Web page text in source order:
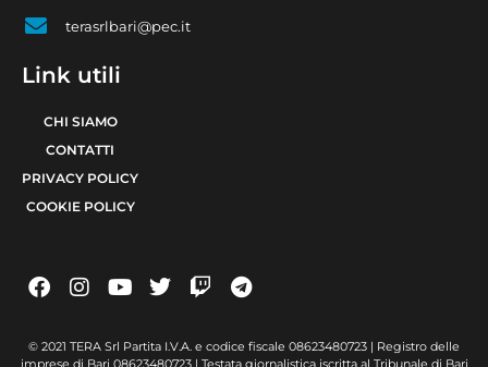
terasrlbari@pec.it
Link utili
CHI SIAMO
CONTATTI
PRIVACY POLICY
COOKIE POLICY
© 2021 TERA Srl Partita I.V.A. e codice fiscale 08623480723 | Registro delle